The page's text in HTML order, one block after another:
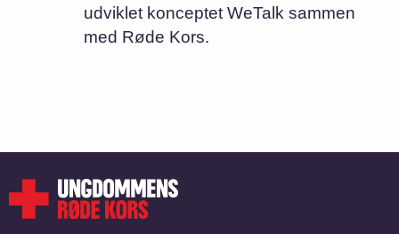
udviklet konceptet WeTalk sammen
med Røde Kors.